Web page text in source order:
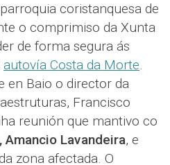
coristanquesa de
o comprimiso da Xunta
de forma segura ás
autovía Costa da Morte.
en Baio o director da
Francisco
reunión que mantivo co
Lavandeira, e
zona afectada. O